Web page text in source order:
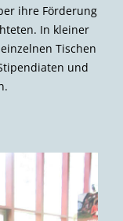
ihre Förderung
In kleiner
Tischen
und